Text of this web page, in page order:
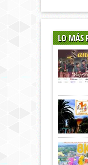
LO MÁS